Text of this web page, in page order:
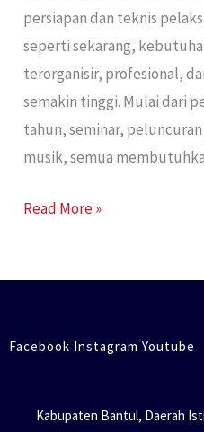
persiapan dan teknis
seperti sekarang,
terorganisir, profesional,
semakin tinggi. Mulai dari
tahun, seminar,
musik, semua
Read More »
Facebook Instagram Youtube
Kabupaten Bantul, Daerah